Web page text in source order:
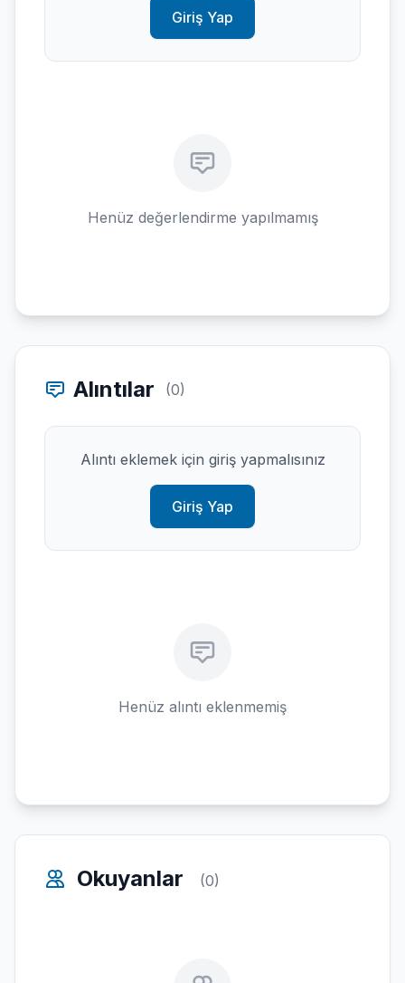
Giriş Yap
Henüz değerlendirme yapılmamış
Alıntılar (0)
Alıntı eklemek için giriş yapmalısınız
Giriş Yap
Henüz alıntı eklenmemiş
Okuyanlar (0)